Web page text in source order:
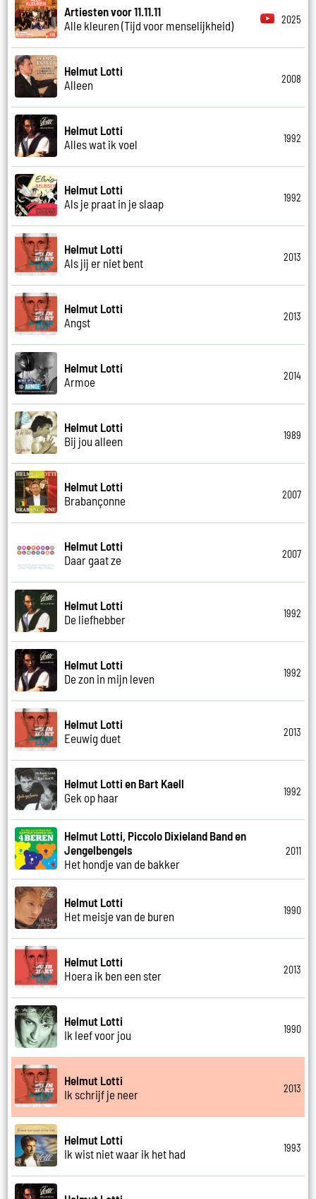
Artiesten voor 11.11.11
Alle kleuren (Tijd voor menselijkheid)
2025
Helmut Lotti
Alleen
2008
Helmut Lotti
Alles wat ik voel
1992
Helmut Lotti
Als je praat in je slaap
1992
Helmut Lotti
Als jij er niet bent
2013
Helmut Lotti
Angst
2013
Helmut Lotti
Armoe
2014
Helmut Lotti
Bij jou alleen
1989
Helmut Lotti
Brabançonne
2007
Helmut Lotti
Daar gaat ze
2007
Helmut Lotti
De liefhebber
1992
Helmut Lotti
De zon in mijn leven
1992
Helmut Lotti
Eeuwig duet
2013
Helmut Lotti en Bart Kaell
Gek op haar
1992
Helmut Lotti, Piccolo Dixieland Band en
Jengelbengels
Het hondje van de bakker
2011
Helmut Lotti
Het meisje van de buren
1990
Helmut Lotti
Hoera ik ben een ster
2013
Helmut Lotti
Ik leef voor jou
1990
Helmut Lotti
Ik schrijf je neer
2013
Helmut Lotti
Ik wist niet waar ik het had
1993